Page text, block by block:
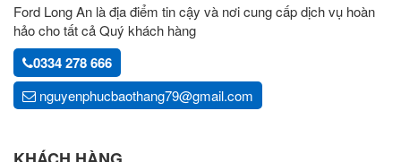
Ford Long An là địa điểm tin cậy và nơi cung cấp dịch vụ hoàn
hảo cho tất cả Quý khách hàng
0334 278 666
nguyenphucbaothang79@gmail.com